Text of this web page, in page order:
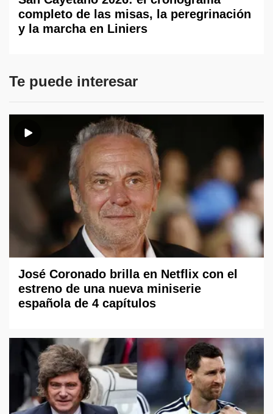
completo de las misas, la peregrinación
y la marcha en Liniers
Te puede interesar
José Coronado brilla en Netflix con el
estreno de una nueva miniserie
española de 4 capítulos